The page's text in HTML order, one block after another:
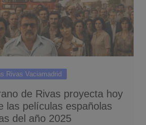
Rivas Vaciamadrid
de Rivas proyecta hoy
las películas españolas
del año 2025